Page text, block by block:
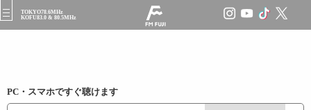
TOKYO78.6MHz
KOFU83.0 & 80.5MHz
t
a
v
PC・スマホですぐ聴けます